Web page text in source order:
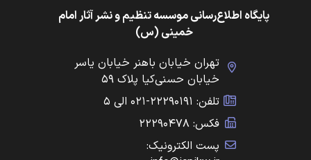
پایگاه اطلاع‌رسانی موسسه تنظیم و نشر آثار امام
خمینی (س)
تهران خیابان باهنر خیابان یاسر
خیابان حسنی‌کیا پلاک ۵۹
تلفن: ۲۲۲۹۰۱۹۱-۰۲۱ الی ۵
فکس: ۲۲۲۹۰۴۷۸
پست الکترونیک: